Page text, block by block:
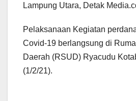
Lampung Utara, Detak
Pelaksanaan Kegiatan
Covid-19 berlangsung di
Daerah (RSUD) Ryacudu
(1/2/21).